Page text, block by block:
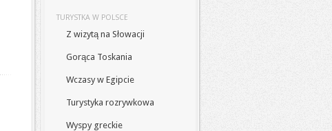
TURYSTKA W POLSCE
Z wizytą na Słowacji
Gorąca Toskania
Wczasy w Egipcie
Turystyka rozrywkowa
Wyspy greckie